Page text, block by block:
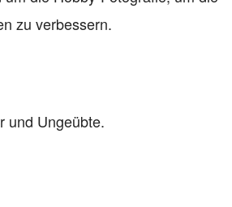
zu verbessern.
und Ungeübte.